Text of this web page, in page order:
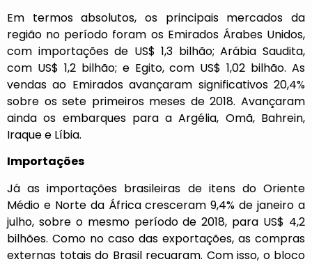
Em termos absolutos, os principais mercados da
região no período foram os Emirados Árabes Unidos,
com importações de US$ 1,3 bilhão; Arábia Saudita,
com US$ 1,2 bilhão; e Egito, com US$ 1,02 bilhão. As
vendas ao Emirados avançaram significativos 20,4%
sobre os sete primeiros meses de 2018. Avançaram
ainda os embarques para a Argélia, Omã, Bahrein,
Iraque e Líbia.
Importações
Já as importações brasileiras de itens do Oriente
Médio e Norte da África cresceram 9,4% de janeiro a
julho, sobre o mesmo período de 2018, para US$ 4,2
bilhões. Como no caso das exportações, as compras
externas totais do Brasil recuaram. Com isso, o bloco